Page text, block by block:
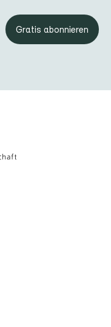
Gratis abonnieren